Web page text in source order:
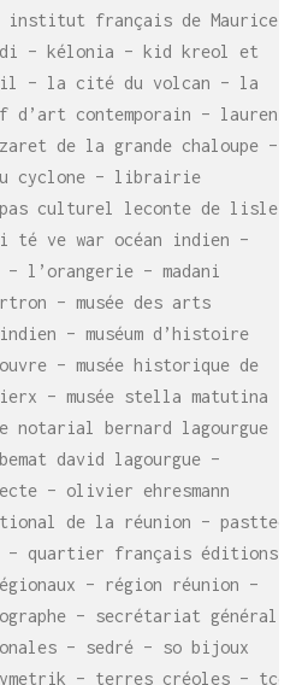
institut français de Maurice
– kélonia – kid kreol et
– la cité du volcan – la
contemporain – laurent
de la grande chaloupe –
cyclone – librairie
culturel leconte de lisle
ve war océan indien –
– l’orangerie – madani
– musée des arts
– muséum d’histoire
– musée historique de
– musée stella matutina –
notarial bernard lagourgue
david lagourgue –
– olivier ehresmann
de la réunion – pasttec
– quartier français éditions
– région réunion –
– secrétariat général
– sedré – so bijoux
– terres créoles – tco
mieux de se voir
le même langage.